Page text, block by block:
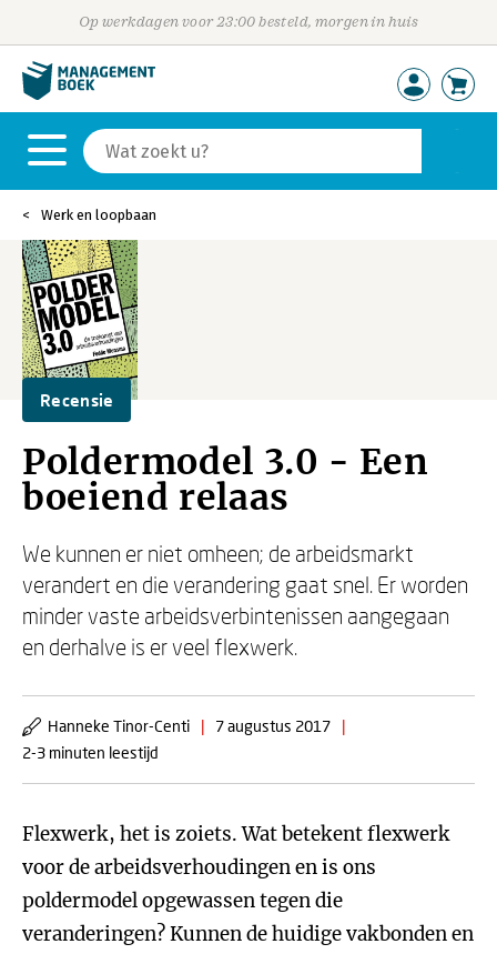
Op werkdagen voor 23:00 besteld, morgen in huis
Werk en loopbaan
Recensie
Poldermodel 3.0 - Een
boeiend relaas
We kunnen er niet omheen; de arbeidsmarkt
verandert en die verandering gaat snel. Er worden
minder vaste arbeidsverbintenissen aangegaan
en derhalve is er veel flexwerk.
Hanneke Tinor-Centi | 7 augustus 2017
|
2-3 minuten leestijd
Flexwerk, het is zoiets. Wat betekent flexwerk
voor de arbeidsverhoudingen en is ons
poldermodel opgewassen tegen die
veranderingen? Kunnen de huidige vakbonden en